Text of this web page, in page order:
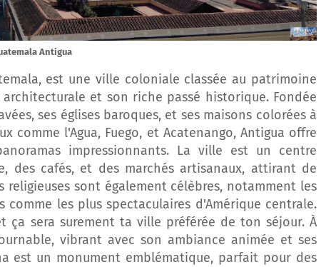
Antigua
est une ville coloniale classée au patrimoine
et son riche passé historique. Fondée
ses églises baroques, et ses maisons colorées à
comme l'Agua, Fuego, et Acatenango, Antigua offre
impressionnants. La ville est un centre
des cafés, et des marchés artisanaux, attirant de
sont également célèbres, notamment les
comme les plus spectaculaires d'Amérique centrale.
ça sera surement ta ville préférée de ton séjour. À
vibrant avec son ambiance animée et ses
est un monument emblématique, parfait pour des